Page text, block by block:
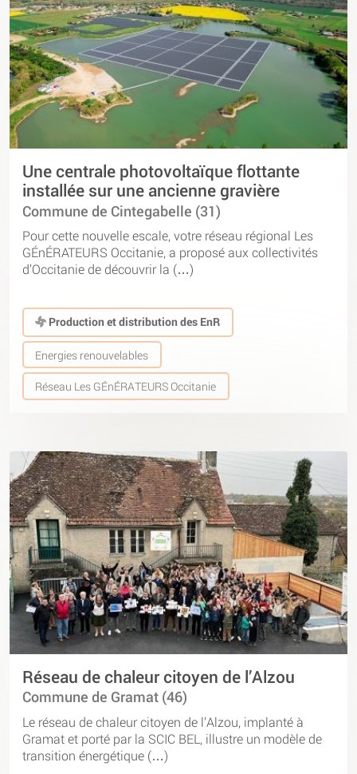
Une centrale photovoltaïque flottante
installée sur une ancienne gravière
Commune de Cintegabelle (31)
Pour cette nouvelle escale, votre réseau régional Les
GÉnÉRATEURS Occitanie, a proposé aux collectivités
d’Occitanie de découvrir la (…)
Production et distribution des EnR
Energies renouvelables
Réseau Les GÉnÉRATEURS Occitanie
Réseau de chaleur citoyen de l’Alzou
Commune de Gramat (46)
Le réseau de chaleur citoyen de l’Alzou, implanté à
Gramat et porté par la SCIC BEL, illustre un modèle de
transition énergétique (…)